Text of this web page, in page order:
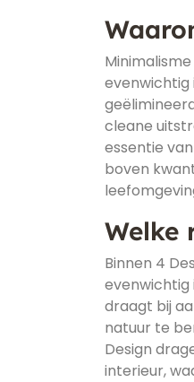
cleane
essentie
boven
Welke
Binnen 4
evenwichtig
draagt bij
natuur te
Design
interieur,